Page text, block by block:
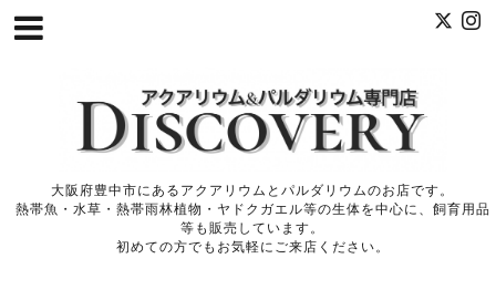
大阪府豊中市にあるアクアリウムとパルダリウムのお店です。
熱帯魚・水草・熱帯雨林植物・ヤドクガエル等の生体を中心に、飼育用品
等も販売しています。
初めての方でもお気軽にご来店ください。